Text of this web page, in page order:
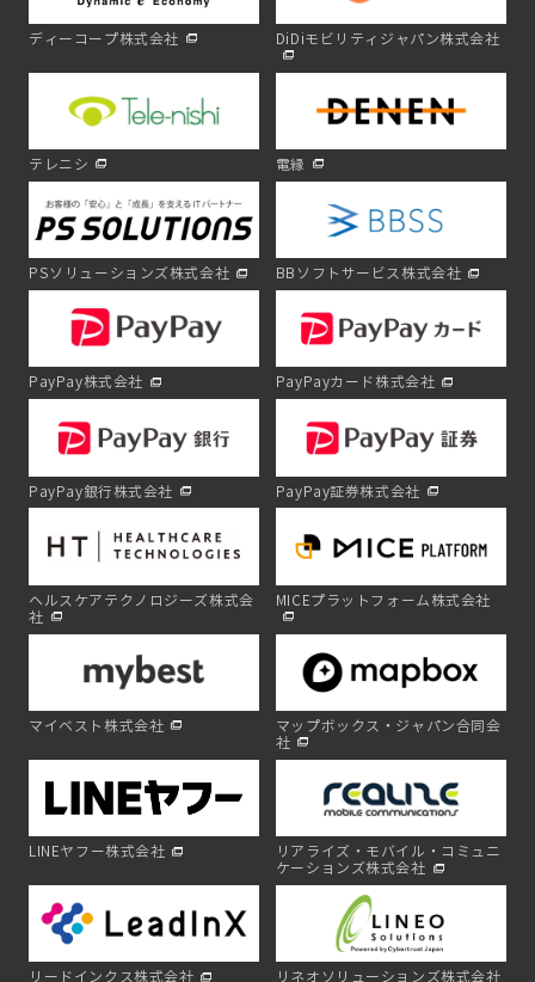
ディーコープ株式会社 DiDiモビリティジャパン株式会社
テレニシ 電縁
PSソリューションズ株式会社 BBソフトサービス株式会社
PayPay株式会社 PayPayカード株式会社
PayPay銀行株式会社 PayPay証券株式会社
ヘルスケアテクノロジーズ株式会
社
MICEプラットフォーム株式会社
マイベスト株式会社
マップボックス・ジャパン合同会
社
LINEヤフー株式会社
リアライズ・モバイル・コミュニ
ケーションズ株式会社
リードインクス株式会社 リネオソリューションズ株式会社